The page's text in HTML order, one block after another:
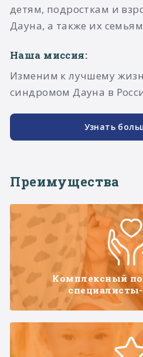
детям, подросткам и
Дауна, а также их
Наша миссия:
Изменим к лучшему
синдромом Дауна в
Узнать
Преимущества
Комплексный